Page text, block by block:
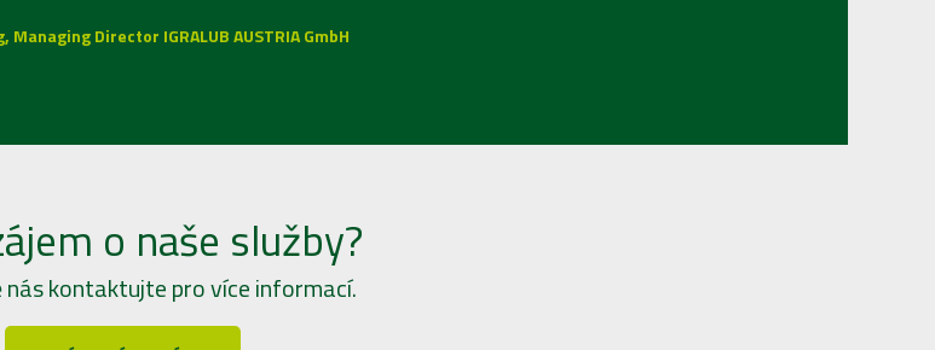
Managing Director IGRALUB AUSTRIA GmbH
o naše služby?
nás kontaktujte pro více informací.